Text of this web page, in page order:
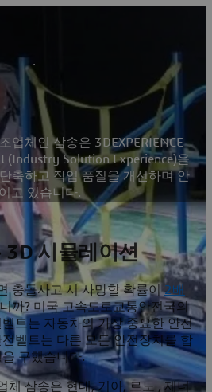
업체인 삼송은 3DEXPERIENCE
Solution Experience)을
축하고 작업 품질을 개선하며 안
고 있습니다.
시뮬레이션
충돌사고 시 사망할 확률이2배
까? 미국 고속도로교통안전국의
트는 자동차의 가장 중요한 안전
벨트는 다른 모든 안전장치를 합
구했습니다.
체 삼송은 현대, 기아, 르노 , 제너